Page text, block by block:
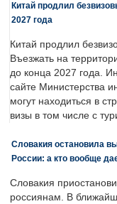
Китай продлил
2027 года
Китай продлил
Въезжать на
до конца 2027 года.
сайте Министерства
могут находиться в
визы в том числе с
Словакия остановила
России: а кто вообще
Словакия
россиянам. В